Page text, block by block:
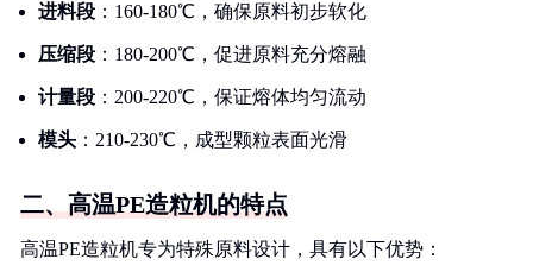
进料段 ：160-180℃，确保原料初步软化
压缩段 ：180-200℃，促进原料充分熔融
计量段 ：200-220℃，保证熔体均匀流动
模头 ：210-230℃，成型颗粒表面光滑
二、高温PE造粒机的特点
高温PE造粒机专为特殊原料设计，具有以下优势：